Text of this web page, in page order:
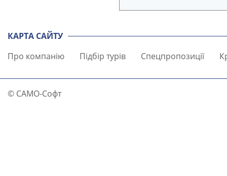
КАРТА САЙТУ
Про компанію
Підбір турів Спецпропозиції
© САМО-Софт